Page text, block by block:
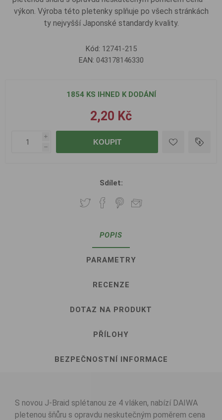
výkon. Výroba této pletenky splňuje po všech stránkách
ty nejvyšší Japonské standardy kvality.
Kód: 12741-215
EAN: 043178146330
1854 KS IHNED K DODÁNÍ
2,20 Kč
i
h
KOUPIT
Sdílet:
POPIS
PARAMETRY
RECENZE
DOTAZ NA PRODUKT
PŘÍLOHY
BEZPEČNOSTNÍ INFORMACE
S novou J-Braid splétanou ze 4 vláken, nabízí DAIWA
pletenou šňůru s opravdu neskutečným poměrem cena